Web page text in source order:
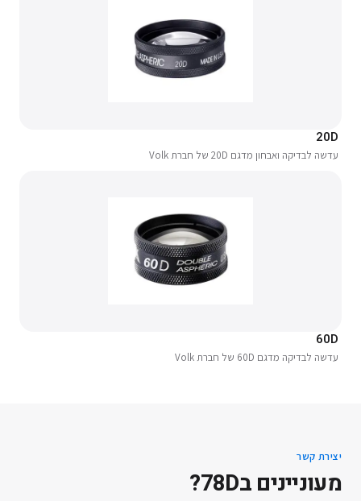
20D
עדשה לבדיקה ואבחון מדגם 20D של חברת Volk
60D
עדשה לבדיקה מדגם 60D של חברת Volk
יצירת קשר
מעוניינים ב78D
?